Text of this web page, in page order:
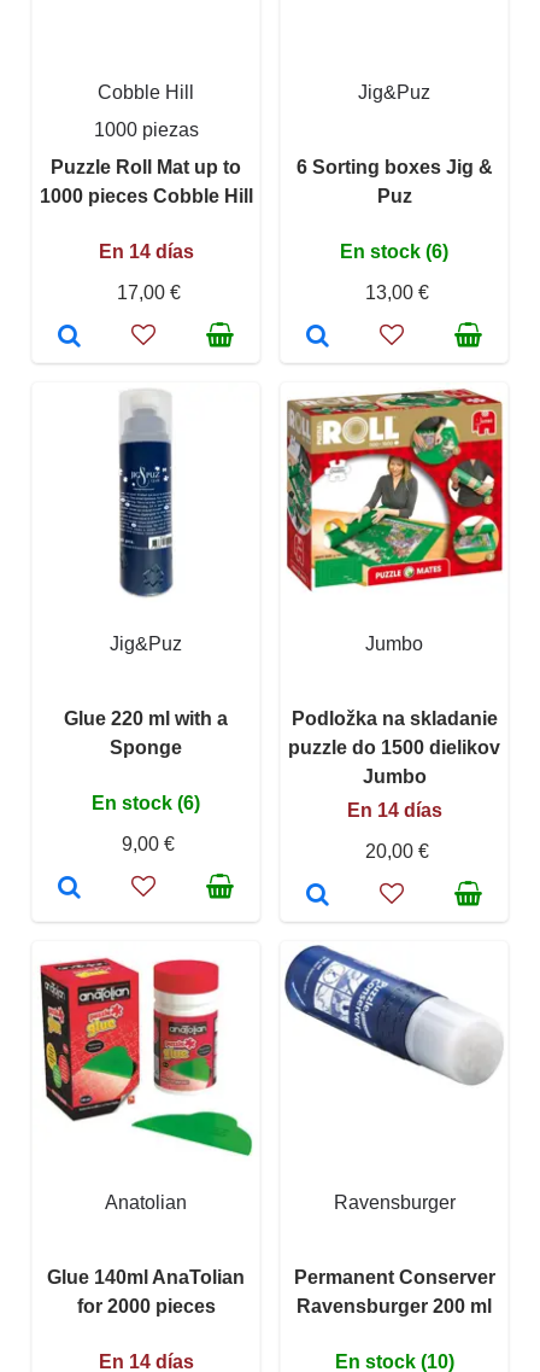
Cobble Hill
1000 piezas
Puzzle Roll Mat up to
1000 pieces Cobble Hill
En 14 días
17,00 €
Jig&Puz
6 Sorting boxes Jig &
Puz
En stock (6)
13,00 €
Jig&Puz
Glue 220 ml with a
Sponge
En stock (6)
9,00 €
Jumbo
Podložka na skladanie
puzzle do 1500 dielikov
Jumbo
En 14 días
20,00 €
Anatolian
Glue 140ml AnaTolian
for 2000 pieces
En 14 días
Ravensburger
Permanent Conserver
Ravensburger 200 ml
En stock (10)